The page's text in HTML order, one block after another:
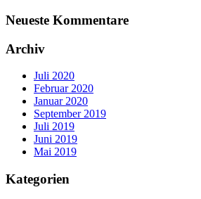
Neueste Kommentare
Archiv
Juli 2020
Februar 2020
Januar 2020
September 2019
Juli 2019
Juni 2019
Mai 2019
Kategorien